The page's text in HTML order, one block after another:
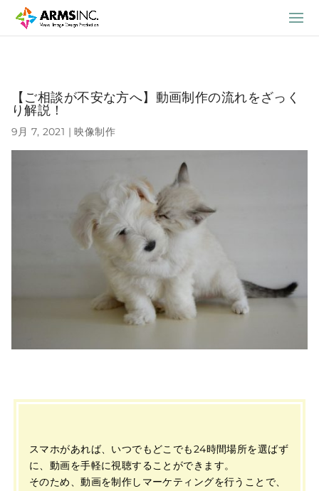
【ご相談が不安な方へ】動画制作の流れをざっく
り解説！
9月 7, 2021 |映像制作
スマホがあれば、いつでもどこでも24時間場所を選ばず
に、動画を手軽に視聴することができます。
そのため、動画を制作しマーケティングを行うことで、